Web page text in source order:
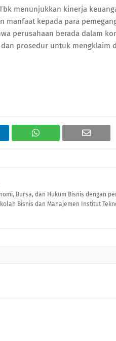
menunjukkan kinerja
kepada para
perusahaan berada dalam
prosedur untuk mengklaim
Bursa, dan Hukum Bisnis dengan
Bisnis dan Manajemen Institut